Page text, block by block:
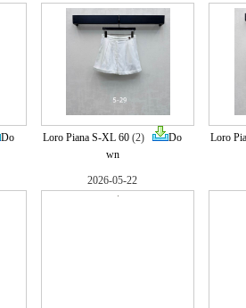
Do
Loro Piana S-XL 60 (2)
Do
wn
Loro
2026-05-22